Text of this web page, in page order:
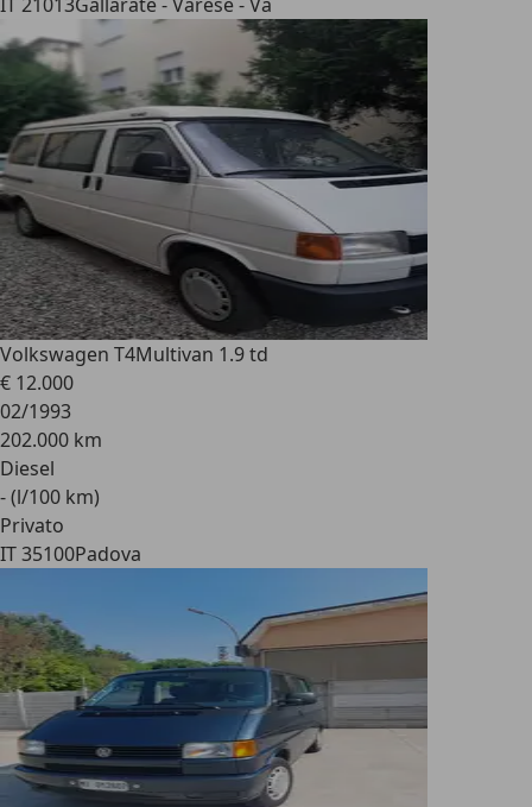
Volkswagen T4Multivan 1.9 td
€ 12.000
02/1993
202.000 km
Diesel
- (l/100 km)
Privato
IT 35100Padova